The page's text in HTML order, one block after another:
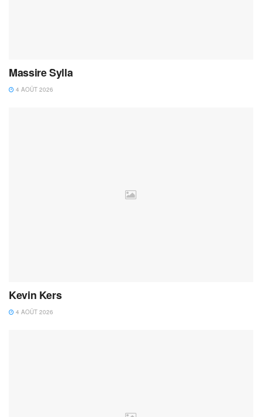
Massire Sylla
4 AOÛT 2026
Kevin Kers
4 AOÛT 2026